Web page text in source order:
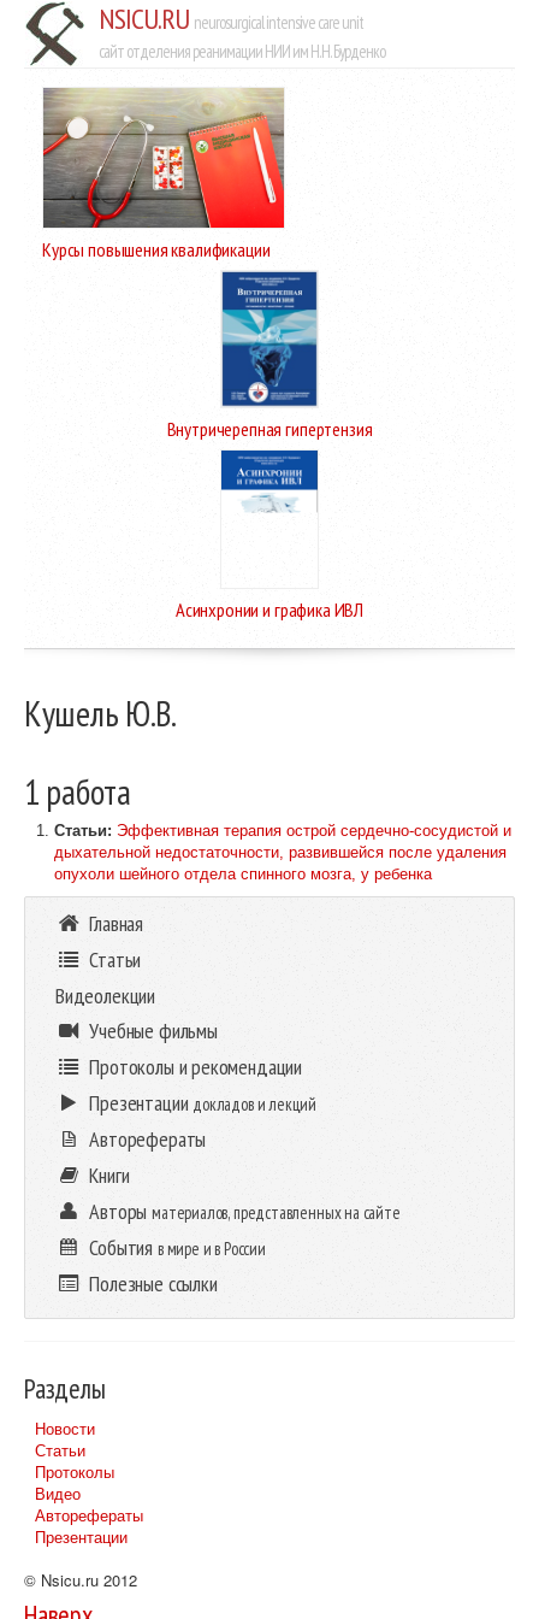
NSICU.RU neurosurgical intensive care unit
сайт отделения реанимации НИИ им Н.Н. Бурденко
Курсы повышения квалификации
Внутричерепная гипертензия
Асинхронии и графика ИВЛ
Кушель Ю.В.
1 работа
Статьи: Эффективная терапия острой сердечно-сосудистой и
дыхательной недостаточности, развившейся после удаления
опухоли шейного отдела спинного мозга, у ребенка
Главная
Статьи
Видеолекции
Учебные фильмы
Протоколы и рекомендации
Презентации докладов и лекций
Авторефераты
Книги
Авторыматериалов, представленных на сайте
События в мире и в России
Полезные ссылки
Разделы
Новости
Статьи
Протоколы
Видео
Авторефераты
Презентации
© Nsicu.ru 2012